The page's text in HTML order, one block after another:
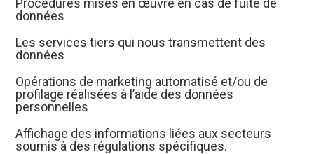
Procédures mises en œuvre en cas de fuite de
données
Les services tiers qui nous transmettent des
données
Opérations de marketing automatisé et/ou de
profilage réalisées à l’aide des données
personnelles
Affichage des informations liées aux secteurs
soumis à des régulations spécifiques.